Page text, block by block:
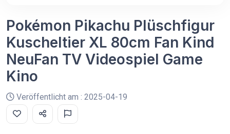
Pokémon Pikachu Plüschfigur
Kuscheltier XL 80cm Fan Kind
NeuFan TV Videospiel Game
Kino
Veröffentlicht am : 2025-04-19